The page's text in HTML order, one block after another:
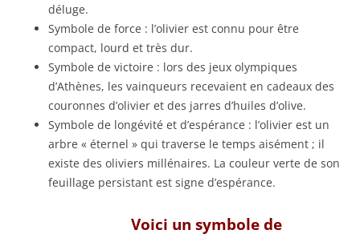
déluge.
Symbole de force : l’olivier est connu pour être
compact, lourd et très dur.
Symbole de victoire : lors des jeux olympiques
d’Athènes, les vainqueurs recevaient en cadeaux des
couronnes d’olivier et des jarres d’huiles d’olive.
Symbole de longévité et d’espérance : l’olivier est un
arbre « éternel » qui traverse le temps aisément ; il
existe des oliviers millénaires. La couleur verte de son
feuillage persistant est signe d’espérance.
Voici un symbole de